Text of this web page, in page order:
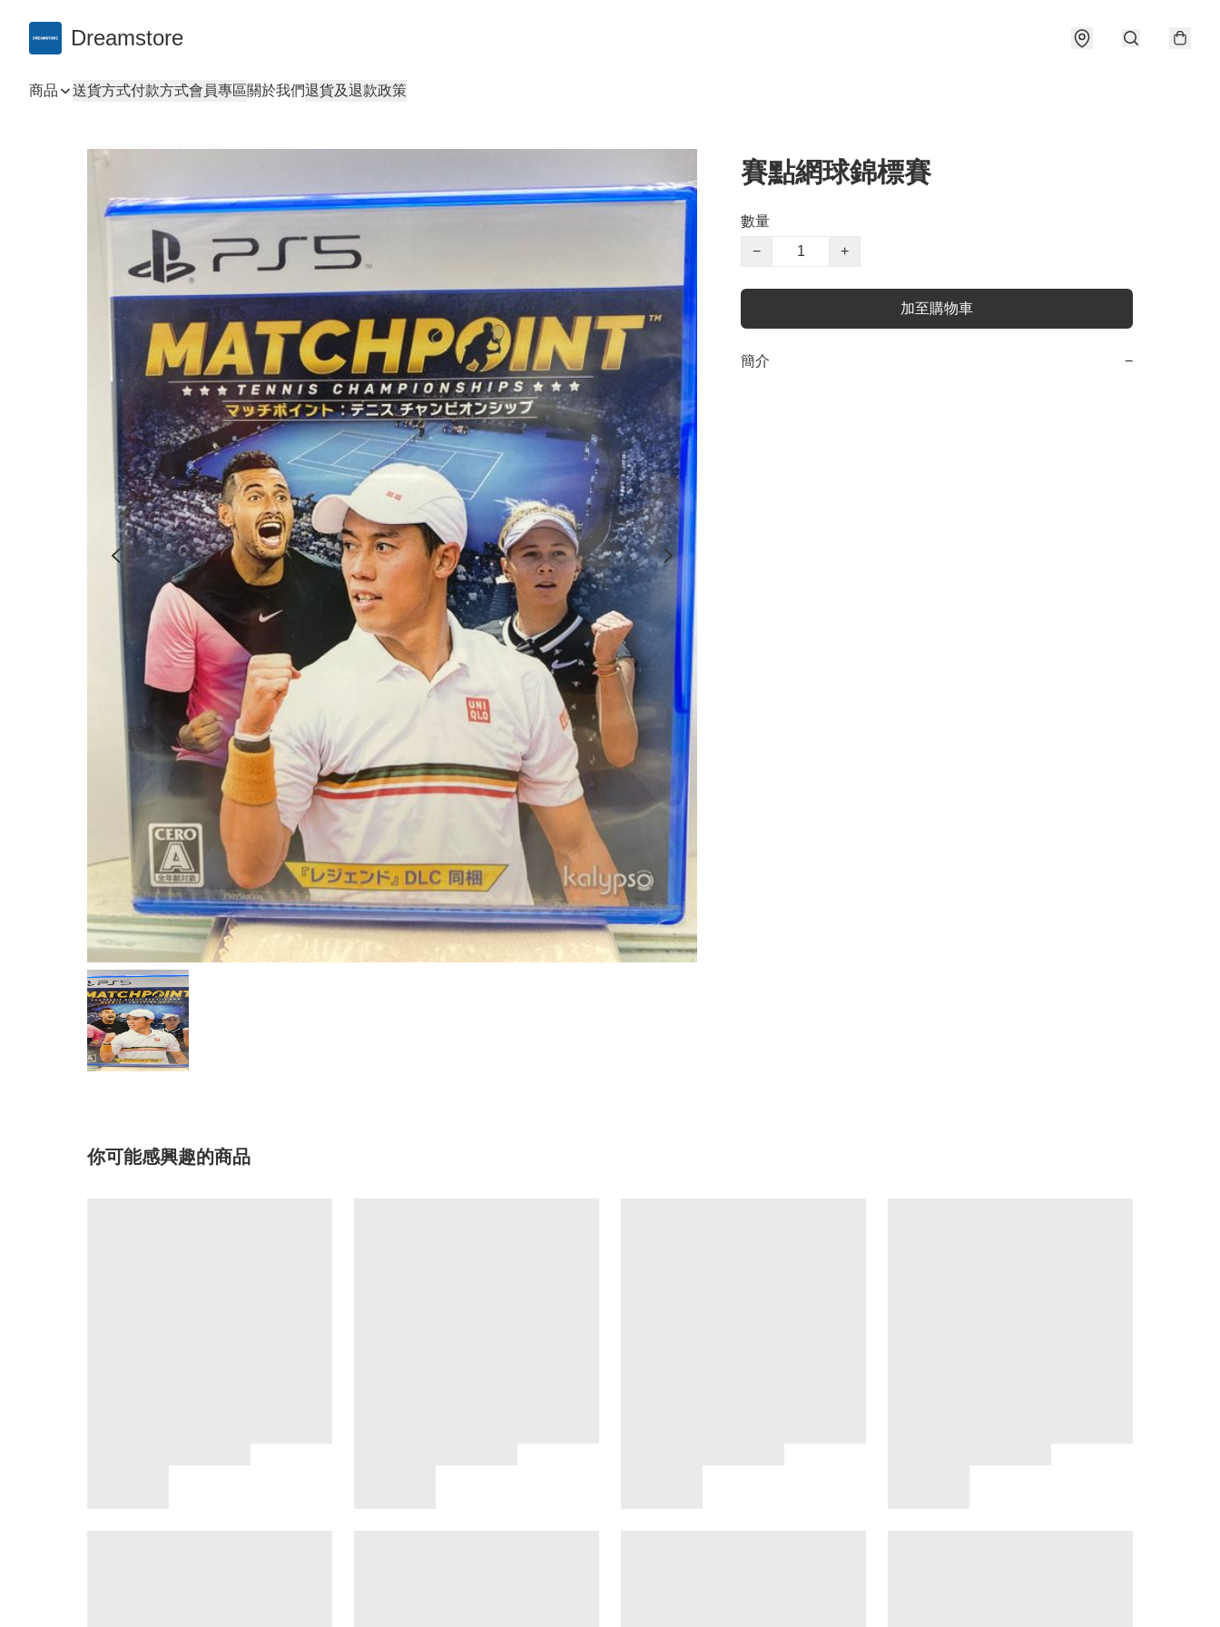
Dreamstore
商品 送貨方式付款方式會員專區關於我們退貨及退款政策
賽點網球錦標賽
數量
−
+
加至購物車
簡介 −
你可能感興趣的商品